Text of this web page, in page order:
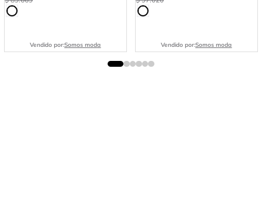
Vendido por:Somos moda Vendido por:Somos moda